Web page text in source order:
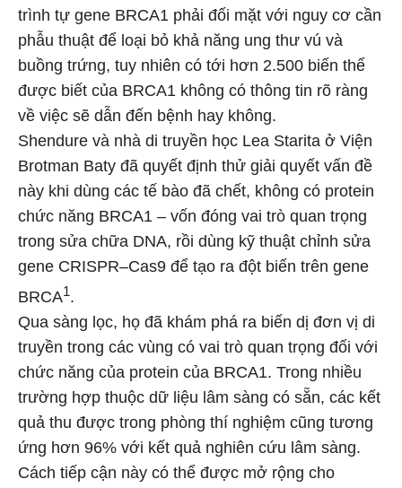
trình tự gene BRCA1 phải đối mặt với nguy cơ cần
phẫu thuật để loại bỏ khả năng ung thư vú và
buồng trứng, tuy nhiên có tới hơn 2.500 biến thể
được biết của BRCA1 không có thông tin rõ ràng
về việc sẽ dẫn đến bệnh hay không.
Shendure và nhà di truyền học Lea Starita ở Viện
Brotman Baty đã quyết định thử giải quyết vấn đề
này khi dùng các tế bào đã chết, không có protein
chức năng BRCA1 – vốn đóng vai trò quan trọng
trong sửa chữa DNA, rồi dùng kỹ thuật chỉnh sửa
gene CRISPR–Cas9 để tạo ra đột biến trên gene
BRCA1.
Qua sàng lọc, họ đã khám phá ra biến dị đơn vị di
truyền trong các vùng có vai trò quan trọng đối với
chức năng của protein của BRCA1. Trong nhiều
trường hợp thuộc dữ liệu lâm sàng có sẵn, các kết
quả thu được trong phòng thí nghiệm cũng tương
ứng hơn 96% với kết quả nghiên cứu lâm sàng.
Cách tiếp cận này có thể được mở rộng cho